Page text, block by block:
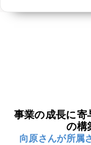
事業の成長に寄
の構
向原さんが所属